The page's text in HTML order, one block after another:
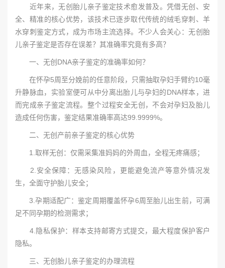
近年来，无创胎儿亲子鉴定技术愈发普及。凭借无创、安
全、精准的核心优势，该技术已逐步取代传统的绒毛穿刺、羊
水穿刺鉴定方式，成为市场主流选择。不少人会关心：无创胎
儿亲子鉴定是否存在误差？其准确率究竟有多高？
一、无创DNA亲子鉴定的准确率如何？
在怀孕5周至分娩前的任意阶段，只需抽取孕妇手臂约10毫
升静脉血，实验室便可从中分离出胎儿与孕妇的DNA样本，进
而完成亲子鉴定流程。整个过程安全无创，不会对孕妇及胎儿
造成任何伤害，鉴定结果准确率高达99.9999%。
二、无创产前亲子鉴定的核心优势
1.取样无创：仅需采集准妈妈的外周血，全程无疼痛感；
2.安全保障：无感染风险，更能避免流产等意外情况发
生，全面守护胎儿安全；
3.孕期适配广：鉴定周期覆盖怀孕6周至胎儿出生前，可满
足不同孕期的检测需求；
4.隐私保护：样本支持邮寄方式提交，最大程度保护客户
隐私。
三、无创胎儿亲子鉴定的办理流程